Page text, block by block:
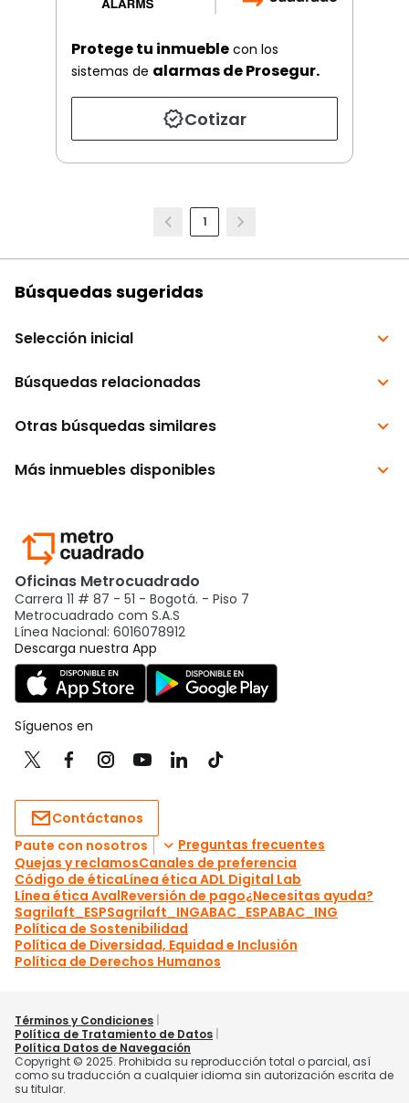
Protege tu inmueble con los
sistemas de alarmas de Prosegur.
Cotizar
1